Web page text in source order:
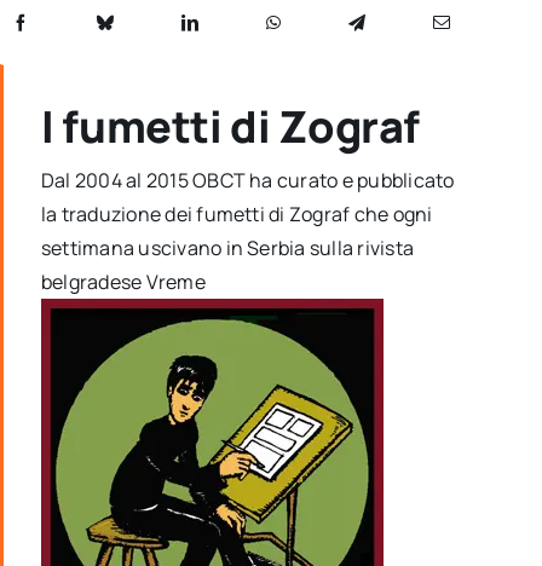
I fumetti di Zograf
Dal 2004 al 2015 OBCT ha curato e pubblicato
la traduzione dei fumetti di Zograf che ogni
settimana uscivano in Serbia sulla rivista
belgradese Vreme